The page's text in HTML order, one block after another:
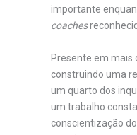
importante
coaches
Presente em mais
construindo uma
um quarto dos
um trabalho
conscientização